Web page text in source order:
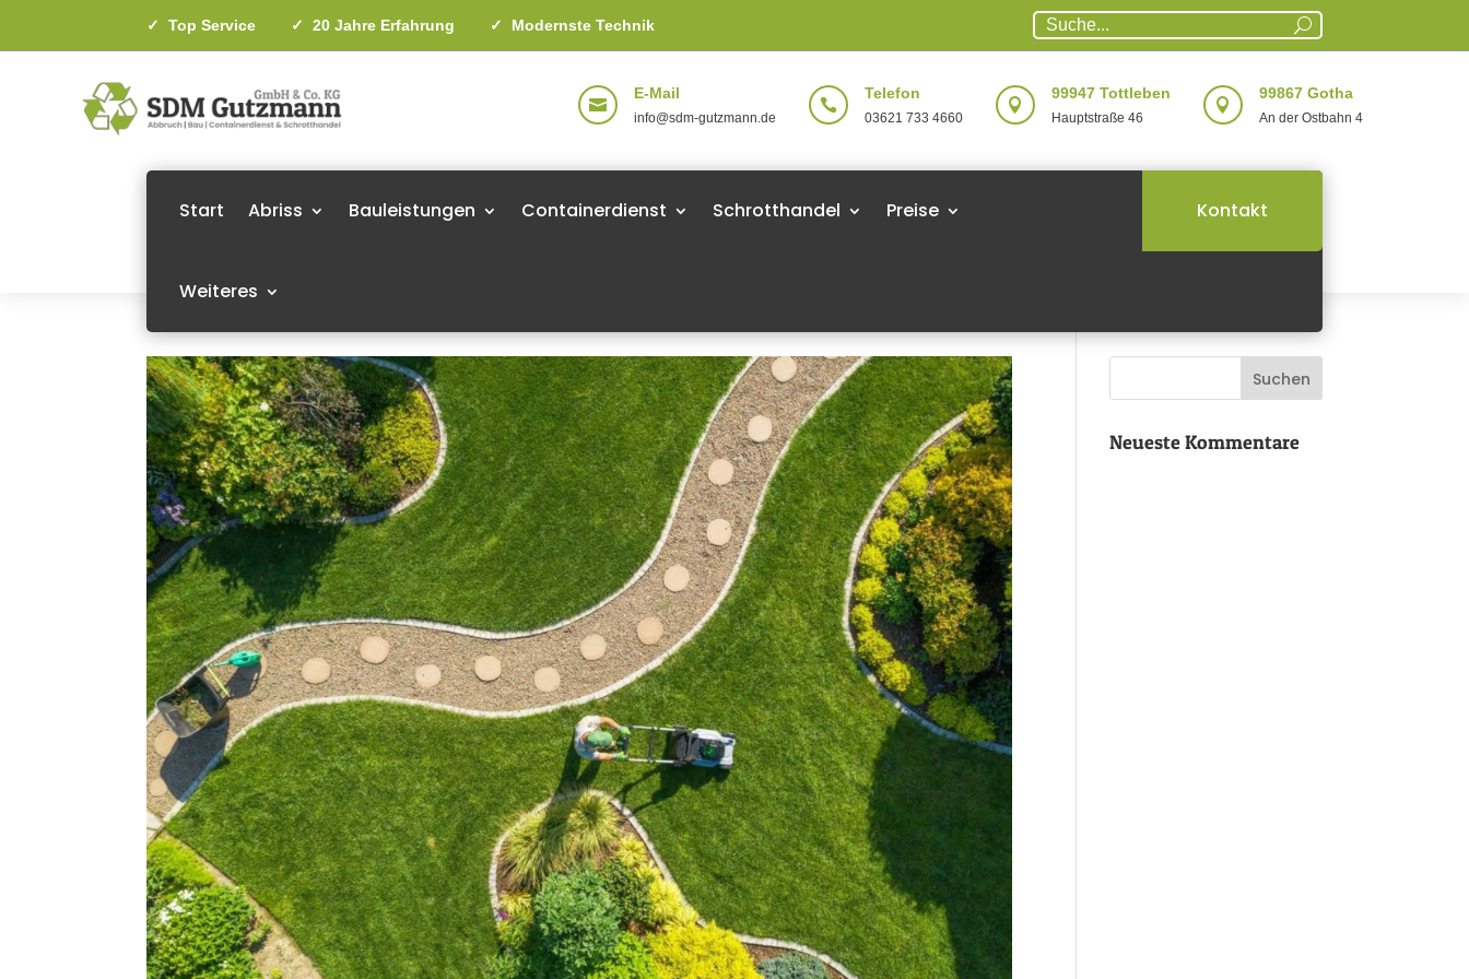
✓ Top Service ✓ 20 Jahre Erfahrung ✓ Modernste Technik

E-Mail
info@sdm-gutzmann.de

Telefon
03621 733 4660

99947 Tottleben
Hauptstraße 46

99867 Gotha
An der Ostbahn 4
Start Abriss Bauleistungen Containerdienst Schrotthandel Preise
Weiteres
Kontakt
Neueste Kommentare
SDM GUTZMANN GMBH
& CO. KG
Hauptstraße 46
99947 Tottleben
Fax: 03603 39 84 315
info@sdm-gutzmann.de
RECYCLINGHOF
An der Ostbahn 4
99867 Gotha
Tel.: 03621 733 466 0
ABRISS & ABRUCH
Abriss
Rückbau
Entkernung
Schadstoffsanierung
Demontagen
Entsorgung & Recycling
BAUSERVICE
Tiefbau
Wohnsanierung
Bausanierung
SCHROTT- &
BAUSTOFFE
Entsorgung
Baustoffbörse
Schrotthandel
Metallhandel
Schrottpreise
Wertstoffpreise
Baustoffpreise
CONTAINERDIENST
Container & Anhänger